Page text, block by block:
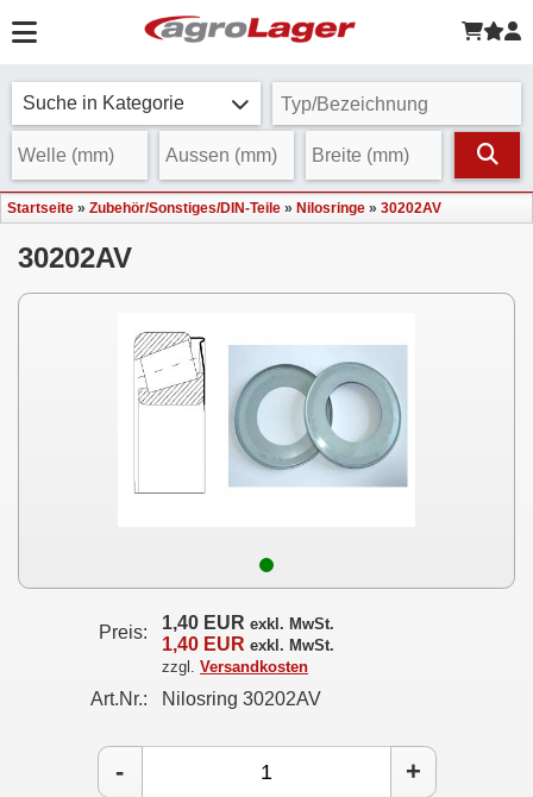
Suche in Kategorie
Startseite » Zubehör/Sonstiges/DIN-Teile » Nilosringe » 30202AV
30202AV
Preis: 1,40 EUR exkl. MwSt.
1,40 EUR exkl. MwSt.
zzgl. Versandkosten
Art.Nr.: Nilosring 30202AV
- +